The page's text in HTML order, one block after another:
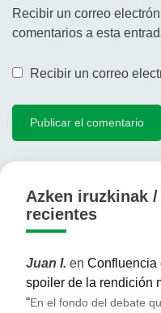
Recibir un correo
comentarios a esta
Recibir un correo
Azken iruzkinak
recientes
Juan I. en Confluencia
spoiler de la rendición
“En el fondo del debate